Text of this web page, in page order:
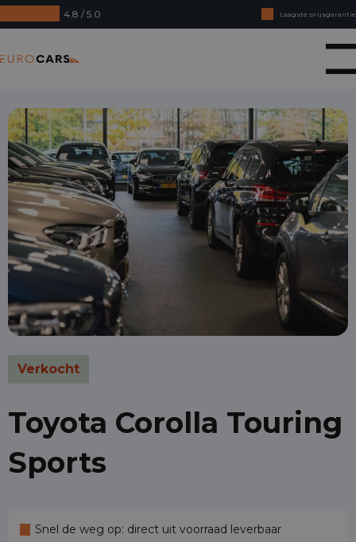
4.8 / 5.0
Laagste prijsgarantie
Online kopen, niet goed geld terug
Financial lease - Soepele acceptatie
Verkocht
Toyota Corolla Touring
Sports
Snel de weg op: direct uit voorraad leverbaar